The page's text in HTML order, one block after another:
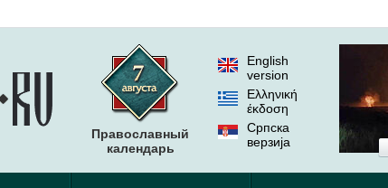
Православный
календарь
English
version
Ελληνική
έκδοση
Српска
верзиjа